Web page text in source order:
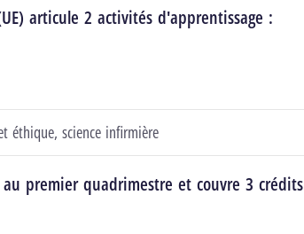
articule 2 activités d'apprentissage :
éthique, science infirmière
au premier quadrimestre et couvre 3 crédits